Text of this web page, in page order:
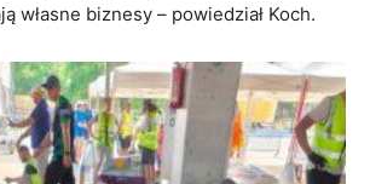
własne biznesy – powiedział Koch.